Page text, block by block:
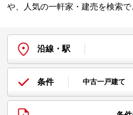
や、人気の一軒家・建売を検索で
沿線・駅
条件 中古一戸建て